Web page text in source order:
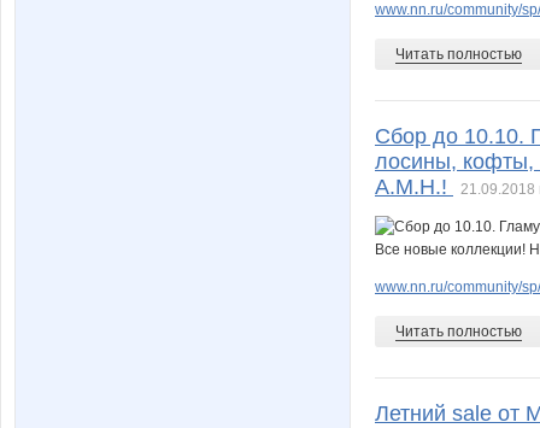
www.nn.ru/community/
Читать полностью
Сбор до 10.10.
лосины, кофты,
А.М.Н.!
21.09.2018
www.nn.ru/community/
Читать полностью
Летний sale от